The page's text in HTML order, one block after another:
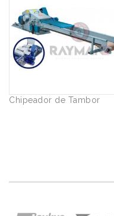
Chipeador de Tambor